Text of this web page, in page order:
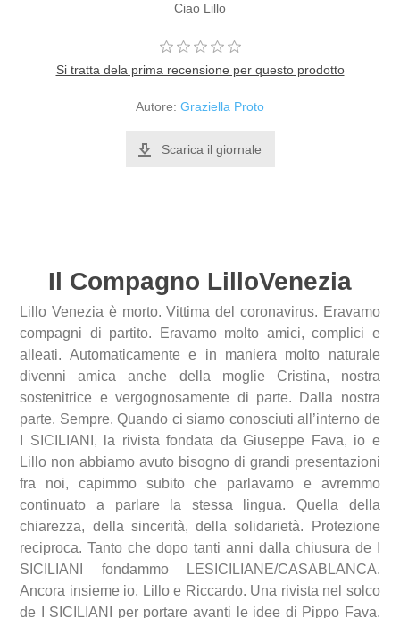
Ciao Lillo
Si tratta dela prima recensione per questo prodotto
Autore: Graziella Proto
Scarica il giornale
Il Compagno LilloVenezia
Lillo Venezia è morto. Vittima del coronavirus. Eravamo
compagni di partito. Eravamo molto amici, complici e
alleati. Automaticamente e in maniera molto naturale
divenni amica anche della moglie Cristina, nostra
sostenitrice e vergognosamente di parte. Dalla nostra
parte. Sempre. Quando ci siamo conosciuti all’interno de
I SICILIANI, la rivista fondata da Giuseppe Fava, io e
Lillo non abbiamo avuto bisogno di grandi presentazioni
fra noi, capimmo subito che parlavamo e avremmo
continuato a parlare la stessa lingua. Quella della
chiarezza, della sincerità, della solidarietà. Protezione
reciproca. Tanto che dopo tanti anni dalla chiusura de I
SICILIANI fondammo LESICILIANE/CASABLANCA.
Ancora insieme io, Lillo e Riccardo. Una rivista nel solco
de I SICILIANI per portare avanti le idee di Pippo Fava.